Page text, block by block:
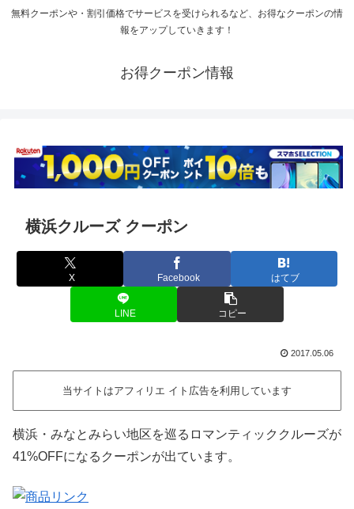
無料クーポンや・割引価格でサービスを受けられるなど、お得なクーポンの情
報をアップしていきます！
お得クーポン情報
横浜クルーズ クーポン
X Facebook はてブ
LINE コピー
2017.05.06
当サイトはアフィリエ イト広告を利用しています
横浜・みなとみらい地区を巡るロマンティッククルーズが
41%OFFになるクーポンが出ています。